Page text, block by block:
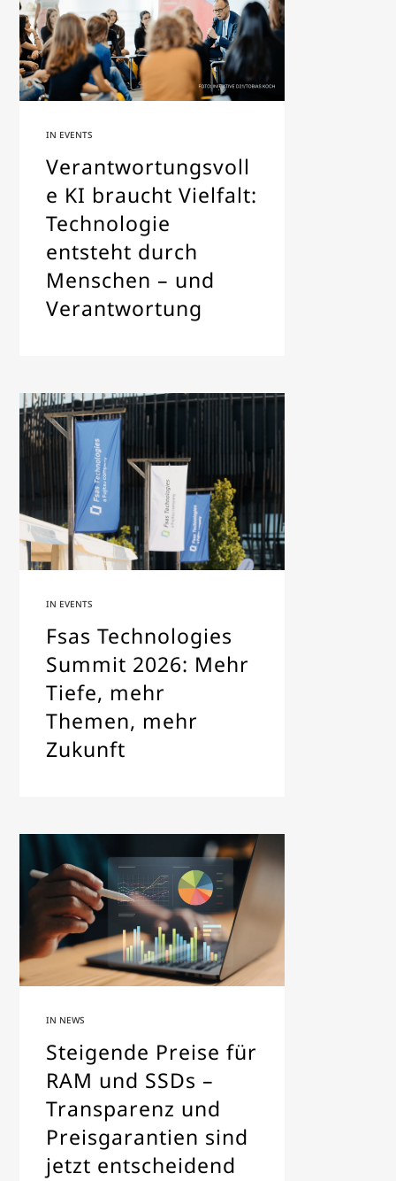
IN EVENTS
Verantwortungsvoll
e KI braucht Vielfalt:
Technologie
entsteht durch
Menschen – und
Verantwortung
IN EVENTS
Fsas Technologies
Summit 2026: Mehr
Tiefe, mehr
Themen, mehr
Zukunft
IN NEWS
Steigende Preise für
RAM und SSDs –
Transparenz und
Preisgarantien sind
jetzt entscheidend